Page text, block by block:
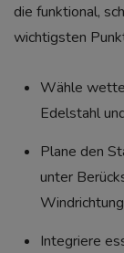
die funktional,
wichtigsten
Wähle
Edelstahl
Plane den
unter
Integriere